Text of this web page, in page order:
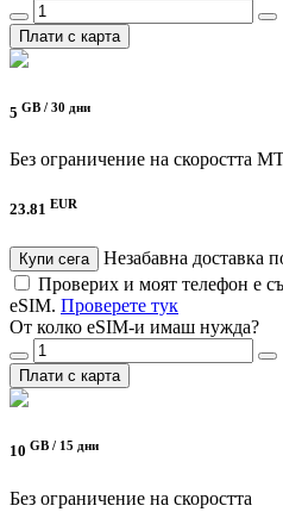
Плати с карта
5 GB / 30 дни
Без ограничение на скоростта
23.81 EUR
Купи сега
Незабавна доставка
Проверих и моят телефон е
eSIM. Проверете тук
От колко eSIM-и имаш нужда?
Плати с карта
10 GB / 15 дни
Без ограничение на скоростта